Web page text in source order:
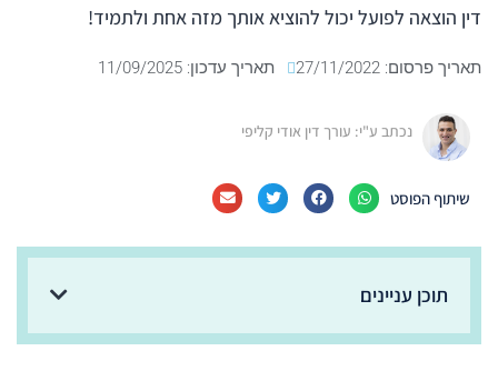
דין הוצאה לפועל יכול להוציא אותך מזה אחת ולתמיד!
תאריך פרסום: 27/11/2022 תאריך עדכון: 11/09/2025
נכתב ע"י: עורך דין אודי קליפי
שיתוף הפוסט
תוכן עניינים